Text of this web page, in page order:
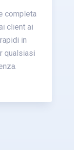
completa
client ai
in
qualsiasi